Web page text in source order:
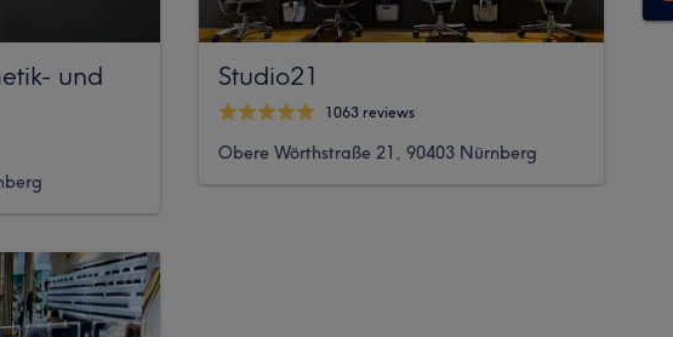
und
Studio21
1063 reviews
Obere Wörthstraße 21, 90403 Nürnberg